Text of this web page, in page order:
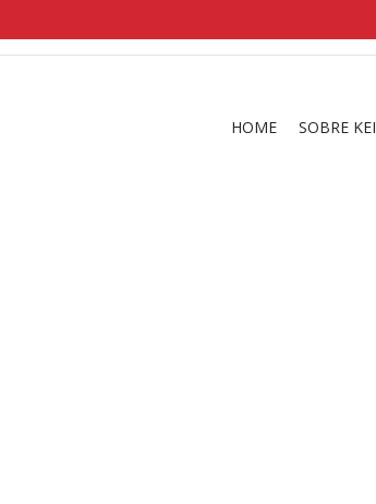
shirtsin a sizemediumthat cost
HOME SOBRE